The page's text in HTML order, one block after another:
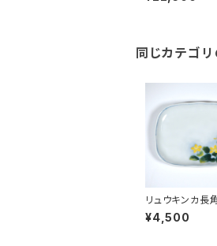
同じカテゴ
リュウキンカ長
¥4,500